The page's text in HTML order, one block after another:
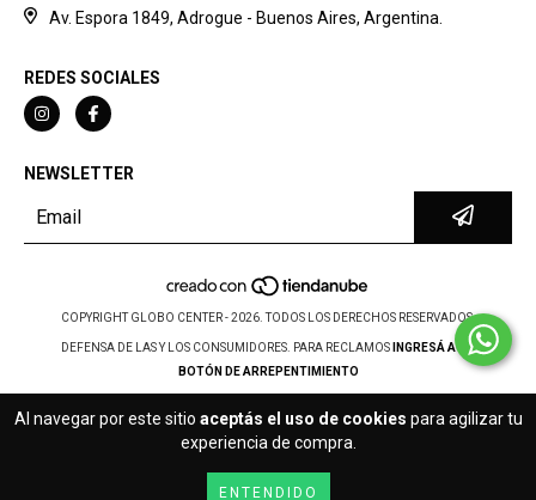
Al navegar por este sitio aceptás el uso de cookies para agilizar tu
experiencia de compra.
ENTENDIDO
Av. Espora 1849, Adrogue - Buenos Aires, Argentina.
REDES SOCIALES
NEWSLETTER
COPYRIGHT GLOBO CENTER - 2026. TODOS LOS DERECHOS RESERVADOS.
DEFENSA DE LAS Y LOS CONSUMIDORES. PARA RECLAMOS
INGRESÁ ACÁ.
BOTÓN DE ARREPENTIMIENTO